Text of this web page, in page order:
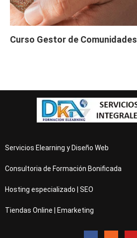
Curso Gestor de Comunidades
Servicios Elearning y Diseño Web
Consultoria de Formación Bonificada
Hosting especializado | SEO
Tiendas Online | Emarketing